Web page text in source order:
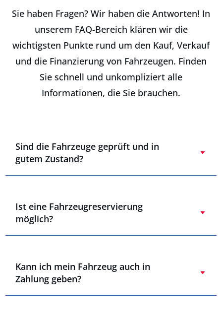
Sie haben Fragen? Wir haben die Antworten! In
unserem FAQ-Bereich klären wir die
wichtigsten Punkte rund um den Kauf, Verkauf
und die Finanzierung von Fahrzeugen. Finden
Sie schnell und unkompliziert alle
Informationen, die Sie brauchen.
Sind die Fahrzeuge geprüft und in
gutem Zustand?
Ist eine Fahrzeugreservierung
möglich?
Kann ich mein Fahrzeug auch in
Zahlung geben?